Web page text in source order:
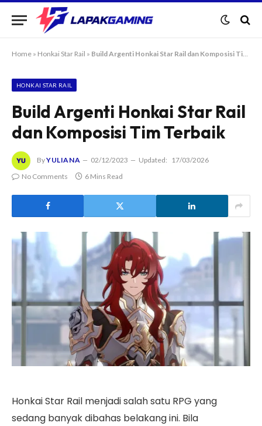
Home » Honkai Star Rail » Build Argenti Honkai Star Rail dan Komposisi Tim Terbaik
HONKAI STAR RAIL
Build Argenti Honkai Star Rail
dan Komposisi Tim Terbaik
ByYULIANA 02/12/2023 Updated:
17/03/2026
No Comments
6 Mins Read
Honkai Star Rail menjadi salah satu RPG yang
sedang banyak dibahas belakang ini. Bila